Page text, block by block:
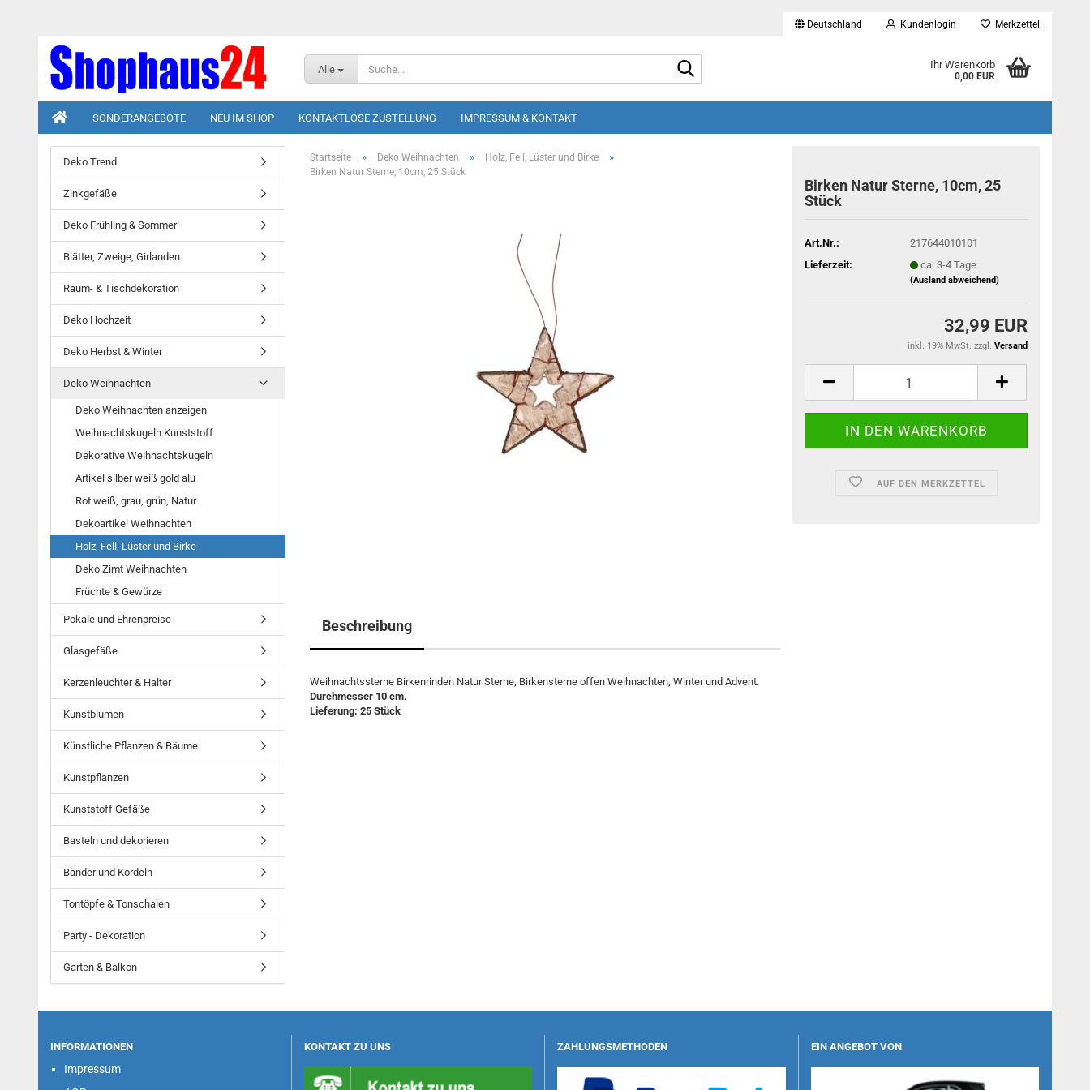
Deutschland Kundenlogin Merkzettel
Alle Ihr Warenkorb
0,00 EUR
SONDERANGEBOTE NEU IM SHOP KONTAKTLOSE ZUSTELLUNG IMPRESSUM & KONTAKT
Startseite » Deko Weihnachten » Holz, Fell, Lüster und Birke »
Birken Natur Sterne, 10cm, 25 Stück
Birken Natur Sterne, 10cm, 25
Stück
Art.Nr.:
217644010101
Lieferzeit:
ca. 3-4 Tage
(Ausland abweichend)
32,99 EUR
inkl. 19% MwSt. zzgl. Versand
AUF DEN MERKZETTEL
Beschreibung
Weihnachtssterne Birkenrinden Natur Sterne, Birkensterne offen Weihnachten, Winter und Advent.
Durchmesser 10 cm.
Lieferung: 25 Stück
Deko Trend
Zinkgefäße
Deko Frühling & Sommer
Blätter, Zweige, Girlanden
Raum- & Tischdekoration
Deko Hochzeit
Deko Herbst & Winter
Deko Weihnachten
Deko Weihnachten anzeigen
Weihnachtskugeln Kunststoff
Dekorative Weihnachtskugeln
Artikel silber weiß gold alu
Rot weiß, grau, grün, Natur
Dekoartikel Weihnachten
Holz, Fell, Lüster und Birke
Deko Zimt Weihnachten
Früchte & Gewürze
Pokale und Ehrenpreise
Glasgefäße
Kerzenleuchter & Halter
Kunstblumen
Künstliche Pflanzen & Bäume
Kunstpflanzen
Kunststoff Gefäße
Basteln und dekorieren
Bänder und Kordeln
Tontöpfe & Tonschalen
Party - Dekoration
Garten & Balkon
INFORMATIONEN
Impressum
KONTAKT ZU UNS ZAHLUNGSMETHODEN EIN ANGEBOT VON